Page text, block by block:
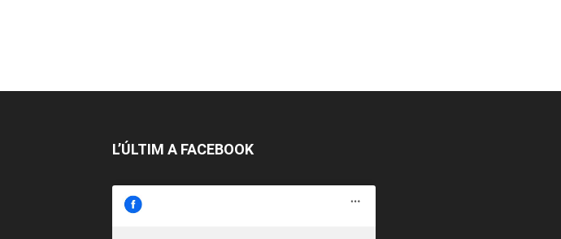
L’ÚLTIM A FACEBOOK